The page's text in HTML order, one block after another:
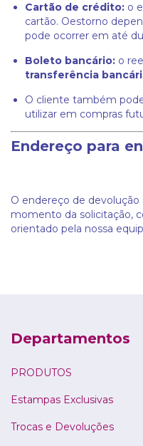
Cartão de crédito: o
cartão. Oestorno
pode ocorrer em até
Boleto bancário: o
transferência
O cliente também
utilizar em compras
Endereço para
O endereço de
momento da solicitação,
orientado pela nossa
Departamentos
PRODUTOS
Estampas Exclusivas
Trocas e Devoluções